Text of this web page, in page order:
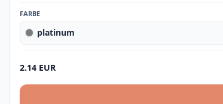
FARBE
platinum
2.14 EUR